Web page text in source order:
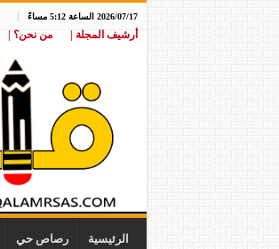
2026/07/17 الساعة 5:12 مساءً
أرشيف المجلة | من نحن؟ |
الرئيسية رصاص حي